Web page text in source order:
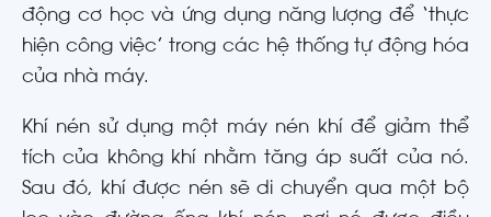
động cơ học và ứng dụng năng lượng để ‘thực
hiện công việc’ trong các hệ thống tự động hóa
của nhà máy.
Khí nén sử dụng một máy nén khí để giảm thể
tích của không khí nhằm tăng áp suất của nó.
Sau đó, khí được nén sẽ di chuyển qua một bộ